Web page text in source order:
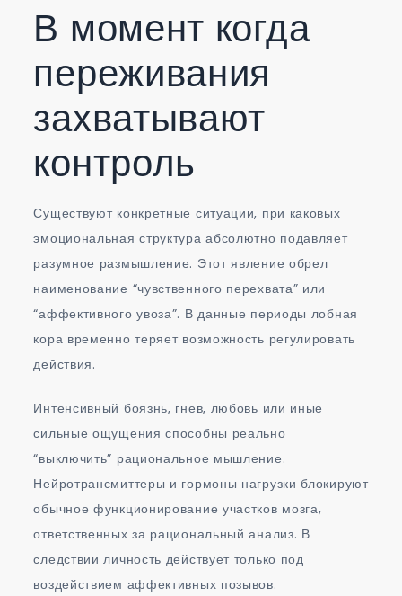
В момент когда
переживания
захватывают
контроль
Существуют конкретные ситуации, при каковых
эмоциональная структура абсолютно подавляет
разумное размышление. Этот явление обрел
наименование “чувственного перехвата” или
“аффективного увоза”. В данные периоды лобная
кора временно теряет возможность регулировать
действия.
Интенсивный боязнь, гнев, любовь или иные
сильные ощущения способны реально
“выключить” рациональное мышление.
Нейротрансмиттеры и гормоны нагрузки блокируют
обычное функционирование участков мозга,
ответственных за рациональный анализ. В
следствии личность действует только под
воздействием аффективных позывов.